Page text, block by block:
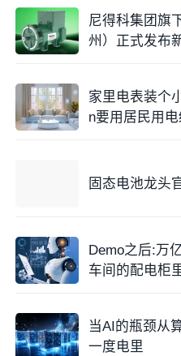
尼得科集团旗
州）正式发布
家里电表装个
n要用居民用
固态电池龙头
Demo之后:万
车间的配电柜
当AI的瓶颈从
一度电里